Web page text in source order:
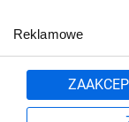
Reklamowe